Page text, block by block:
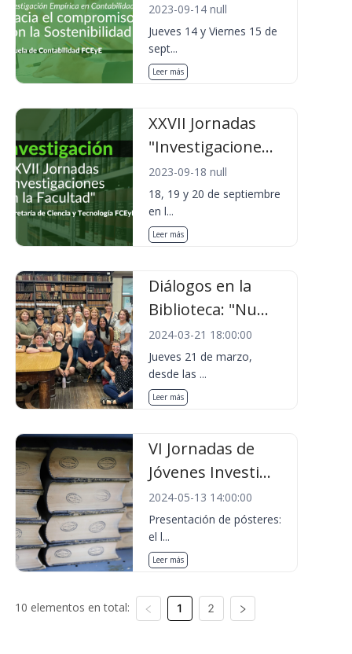
2023-09-14 null
Jueves 14 y Viernes 15 de
sept...
Leer más
XXVII Jornadas
"Investigacione...
2023-09-18 null
18, 19 y 20 de septiembre
en l...
Leer más
Diálogos en la
Biblioteca: "Nu...
2024-03-21 18:00:00
Jueves 21 de marzo,
desde las ...
Leer más
VI Jornadas de
Jóvenes Investi...
2024-05-13 14:00:00
Presentación de pósteres:
el l...
Leer más
10 elementos en total: 1 2